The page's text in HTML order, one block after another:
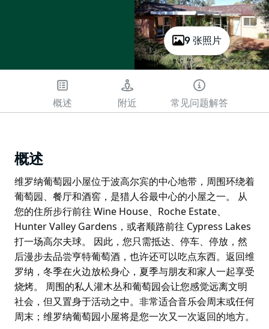
9 张照片
概述 附近 常见问题解答
概述
维罗纳葡萄园小屋位于波高尔宾的中心地带，周围环绕着
葡萄园、餐厅和酒窖，是猎人谷最中心的小屋之一。 从
您的住所步行前往 Wine House、Roche Estate、
Hunter Valley Gardens，或者顺路前往 Cypress Lakes
打一场高尔夫球。 因此，您只需抵达、停车、停放，然
后漫步去品尝亨特葡萄酒，也许还可以吃点东西。返回维
罗纳，冬季在火边放松身心，夏季与朋友和家人一起享受
烧烤。 周围的私人灌木丛和葡萄园会让您感觉远离文明
社会，但又置身于活动之中。非常适合音乐会周末或任何
周末；维罗纳葡萄园小屋将是您一次又一次返回的地方。